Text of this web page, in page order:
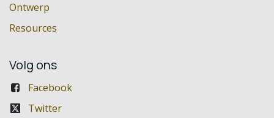
Ontwerp
Resources
Volg ons
Facebook
Twitter